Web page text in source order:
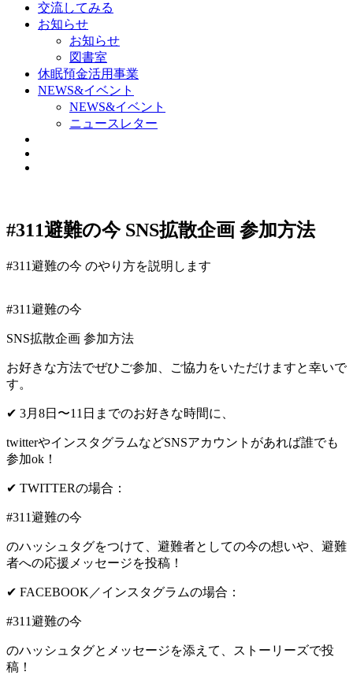
交流してみる
お知らせ
お知らせ
図書室
休眠預金活用事業
NEWS&イベント
NEWS&イベント
ニュースレター
#311避難の今 SNS拡散企画 参加方法
#311避難の今 のやり方を説明します
#311避難の今
SNS拡散企画 参加方法
お好きな方法でぜひご参加、ご協力をいただけますと幸いで
す。
✔ 3月8日〜11日までのお好きな時間に、
twitterやインスタグラムなどSNSアカウントがあれば誰でも
参加ok！
✔ TWITTERの場合：
#311避難の今
のハッシュタグをつけて、避難者としての今の想いや、避難
者への応援メッセージを投稿！
✔ FACEBOOK／インスタグラムの場合：
#311避難の今
のハッシュタグとメッセージを添えて、ストーリーズで投
稿！